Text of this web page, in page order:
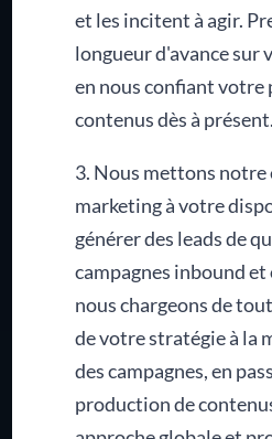
et les incitent à agir.
longueur d'avance sur
en nous confiant
contenus dès à présent.
3. Nous mettons notre
marketing à votre
générer des leads de
campagnes inbound
nous chargeons de
de votre stratégie à la
des campagnes, en
production de